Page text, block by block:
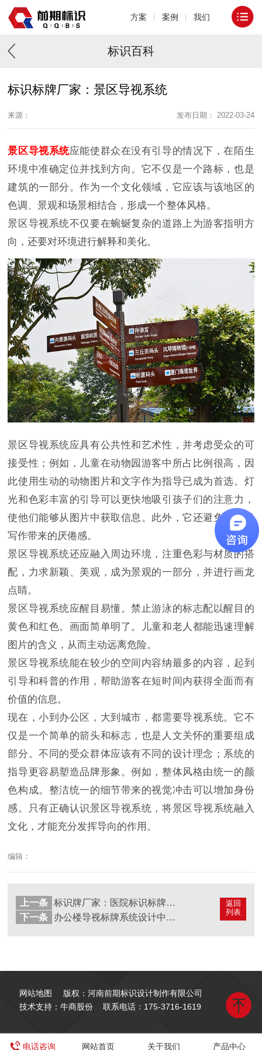
方案 案例 我们
标识百科
标识标牌厂家：景区导视系统
来源： 发布日期： 2022-03-24
景区导视系统应能使群众在没有引导的情况下，在陌生
环境中准确定位并找到方向。它不仅是一个路标，也是
建筑的一部分。作为一个文化领域，它应该与该地区的
色调、景观和场景相结合，形成一个整体风格。
景区导视系统不仅要在蜿蜒复杂的道路上为游客指明方
向，还要对环境进行解释和美化。
景区导视系统应具有公共性和艺术性，并考虑受众的可
接受性；例如，儿童在动物园游客中所占比例很高，因
此使用生动的动物图片和文字作为指导已成为首选。灯
光和色彩丰富的引导可以更快地吸引孩子们的注意力，
使他们能够从图片中获取信息。此外，它还避免了盲目
写作带来的厌倦感。
景区导视系统还应融入周边环境，注重色彩与材质的搭
配，力求新颖、美观，成为景观的一部分，并进行画龙
点睛。
景区导视系统应醒目易懂。禁止游泳的标志配以醒目的
黄色和红色。画面简单明了。儿童和老人都能迅速理解
图片的含义，从而主动远离危险。
景区导视系统能在较少的空间内容纳最多的内容，起到
引导和科普的作用，帮助游客在短时间内获得全面而有
价值的信息。
现在，小到办公区，大到城市，都需要导视系统。它不
仅是一个简单的箭头和标志，也是人文关怀的重要组成
部分。不同的受众群体应该有不同的设计理念；系统的
指导更容易塑造品牌形象。例如，整体风格由统一的颜
色构成。整洁统一的细节带来的视觉冲击可以增加身份
感。只有正确认识景区导视系统，将景区导视系统融入
文化，才能充分发挥导向的作用。
编辑：
返回
列表
上一条
标识牌厂家：医院标识标牌加工种类大全
下一条
办公楼导视标牌系统设计中的几个要素
网站地图
版权：河南前期标识设计制作有限公司
技术支持：牛商股份
联系电话： 175-3716-1619
电话咨询 网站首页 关于我们 产品中心